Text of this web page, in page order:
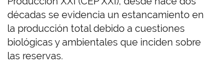
décadas se evidencia un estancamiento en
la producción total debido a cuestiones
biológicas y ambientales que inciden sobre
las reservas.